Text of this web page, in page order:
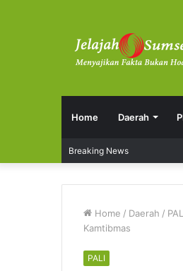
Home Daerah
Breaking News
Home / Daerah /
Kamtibmas
PALI